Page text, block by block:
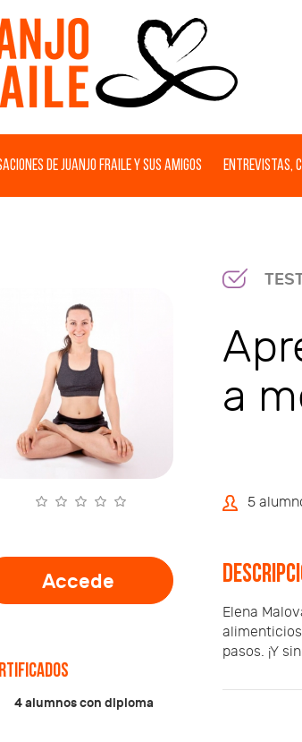
de Juanjo Fraile y sus amigos Entrevistas,
a
5
Elena
pasos. ¡Y
Accede
4 alumnos con diploma